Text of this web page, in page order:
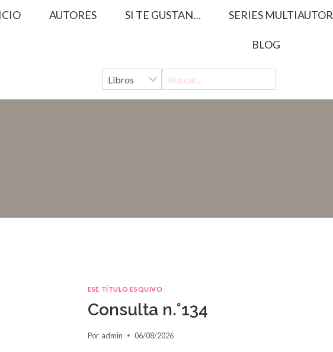
AUTORES SI TE GUSTAN… SERIES MULTIAUTOR
BLOG
ESE TÍTULO ESQUIVO
Consulta n.°134
Por admin 06/08/2026